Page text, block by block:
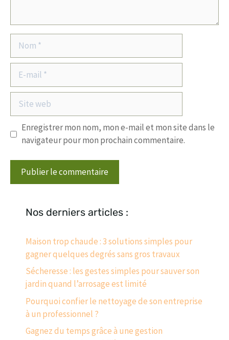
mail
Site
web
Enregistrer mon nom, mon e-mail et mon site dans le
navigateur pour mon prochain commentaire.
Nos derniers articles :
Maison trop chaude : 3 solutions simples pour
gagner quelques degrés sans gros travaux
Sécheresse : les gestes simples pour sauver son
jardin quand l’arrosage est limité
Pourquoi confier le nettoyage de son entreprise
à un professionnel ?
Gagnez du temps grâce à une gestion